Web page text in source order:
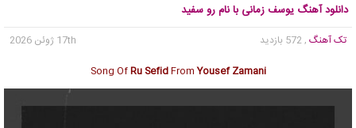
دانلود آهنگ یوسف زمانی با نام رو سفید
تک آهنگ , 572 بازدید
17th ژوئن 2026
Song OfRu SefidFromYousef Zamani